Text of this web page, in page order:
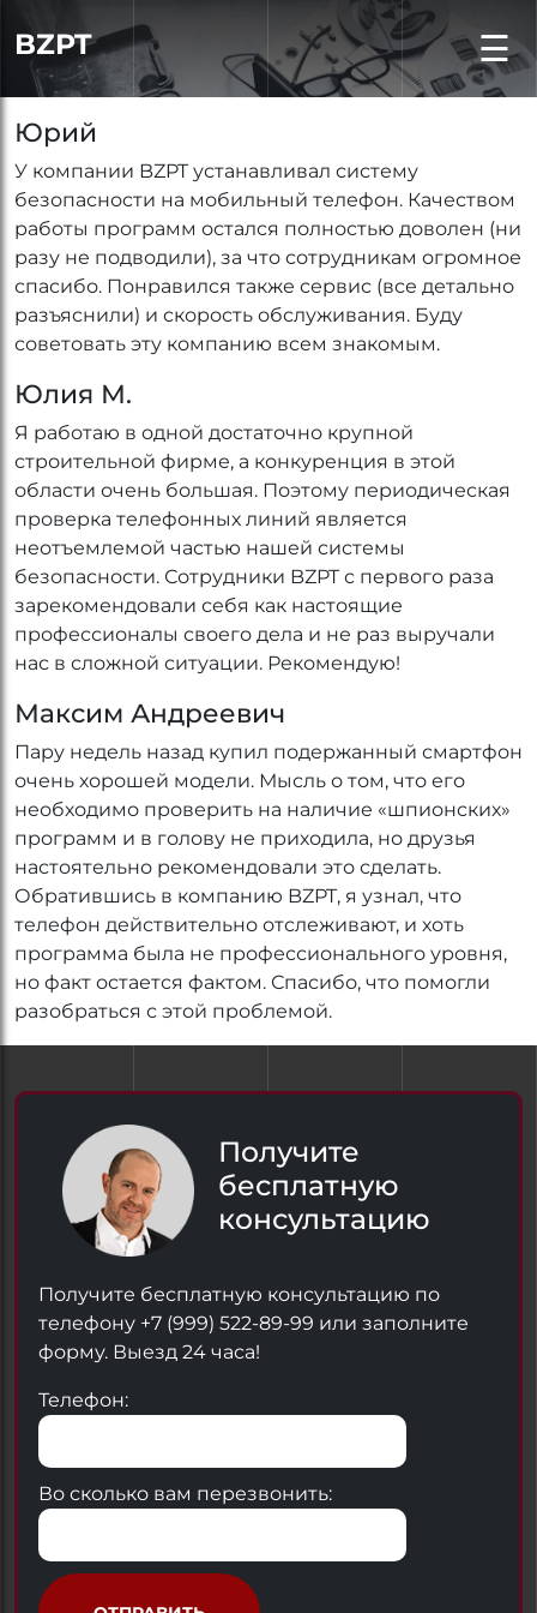
BZPT ☰
Юрий
У компании BZPT устанавливал систему
безопасности на мобильный телефон. Качеством
работы программ остался полностью доволен (ни
разу не подводили), за что сотрудникам огромное
спасибо. Понравился также сервис (все детально
разъяснили) и скорость обслуживания. Буду
советовать эту компанию всем знакомым.
Юлия М.
Я работаю в одной достаточно крупной
строительной фирме, а конкуренция в этой
области очень большая. Поэтому периодическая
проверка телефонных линий является
неотъемлемой частью нашей системы
безопасности. Сотрудники BZPT с первого раза
зарекомендовали себя как настоящие
профессионалы своего дела и не раз выручали
нас в сложной ситуации. Рекомендую!
Максим Андреевич
Пару недель назад купил подержанный смартфон
очень хорошей модели. Мысль о том, что его
необходимо проверить на наличие «шпионских»
программ и в голову не приходила, но друзья
настоятельно рекомендовали это сделать.
Обратившись в компанию BZPT, я узнал, что
телефон действительно отслеживают, и хоть
программа была не профессионального уровня,
но факт остается фактом. Спасибо, что помогли
разобраться с этой проблемой.
Получите
бесплатную
консультацию
Получите бесплатную консультацию по
телефону +7 (999) 522-89-99 или заполните
форму. Выезд 24 часа!
Телефон:
Во сколько вам перезвонить: